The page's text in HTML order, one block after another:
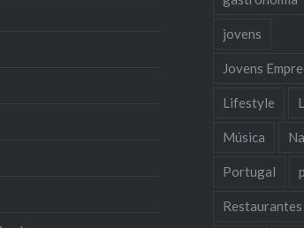
jovens
Jovens
Lifestyle
Música
Portugal
Restaurantes